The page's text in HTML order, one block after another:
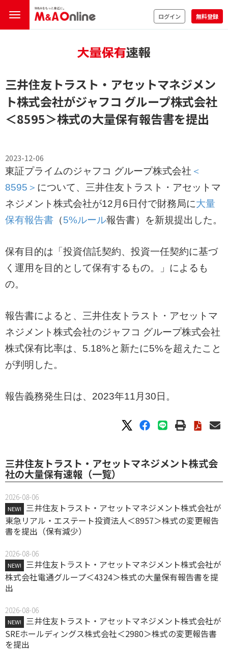
ログイン 無料登録
三井住友トラスト・アセットマネジメン
ト株式会社がジャフコ グループ株式会社
＜8595＞株式の大量保有報告書を提出
2023-12-06
東証プライムのジャフコ グループ株式会社 ＜
8595＞ について、三井住友トラスト・アセットマ
ネジメント株式会社が12月6日付で財務局に大量
保有報告書 （5%ルール報告書）を新規提出した。
保有目的は「投資信託契約、投資一任契約に基づ
く運用を目的として保有するもの。」によるも
の。
報告書によると、三井住友トラスト・アセットマ
ネジメント株式会社のジャフコ グループ株式会社
株式保有比率は、5.18%と新たに5%を超えたこと
が判明した。
報告義務発生日は、2023年11月30日。
三井住友トラスト・アセットマネジメント株式会
社の大量保有速報（一覧）
2026-08-06
NEW!
三井住友トラスト・アセットマネジメント株式会社が
東急リアル・エステート投資法人＜8957＞株式の変更報告
書を提出（保有減少）
2026-08-06
NEW!
三井住友トラスト・アセットマネジメント株式会社が
株式会社電通グループ＜4324＞株式の大量保有報告書を提
出
2026-08-06
NEW!
三井住友トラスト・アセットマネジメント株式会社が
SREホールディングス株式会社＜2980＞株式の変更報告書
を提出